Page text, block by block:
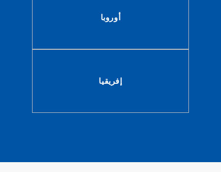
أوروبا
إفريقيا